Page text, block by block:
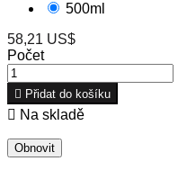
500ml
58,21 US$
Počet
 Přidat do košíku
 Na skladě